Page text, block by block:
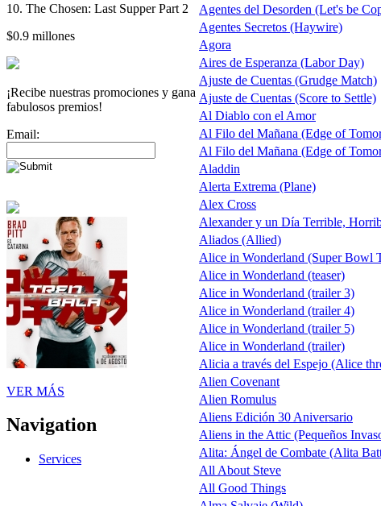
10. The Chosen: Last Supper Part 2
$0.9 millones
¡Recibe nuestras promociones y gana
fabulosos premios!
Email:
VER MÁS
Navigation
Services
Agentes del Desorden (Let's be
Agentes Secretos (Haywire)
Agora
Aires de Esperanza (Labor Day)
Ajuste de Cuentas (Grudge Match)
Ajuste de Cuentas (Score to Settle)
Al Diablo con el Amor
Al Filo del Mañana (Edge of
Al Filo del Mañana (Edge of
Aladdin
Alerta Extrema (Plane)
Alex Cross
Alexander y un Día Terrible,
Aliados (Allied)
Alice in Wonderland (Super Bowl
Alice in Wonderland (teaser)
Alice in Wonderland (trailer 3)
Alice in Wonderland (trailer 4)
Alice in Wonderland (trailer 5)
Alice in Wonderland (trailer)
Alicia a través del Espejo (Alice
Alien Covenant
Alien Romulus
Aliens Edición 30 Aniversario
Aliens in the Attic (Pequeños
Alita: Ángel de Combate (Alita
All About Steve
All Good Things